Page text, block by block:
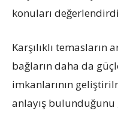
konuları
Karşılıklı temasların
bağların daha da
imkanlarının
anlayış